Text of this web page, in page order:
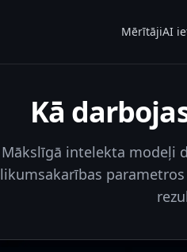
MērītājiAI
Kā
Mākslīgā intelekta modeļi
likumsakarības